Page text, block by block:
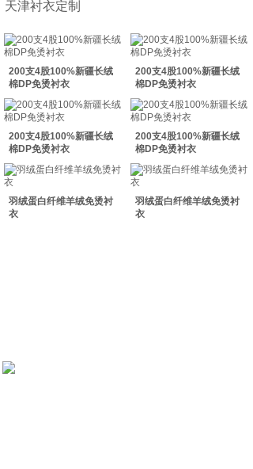
天津衬衣定制
200支4股100%新疆长绒
棉DP免烫衬衣
200支4股100%新疆长绒
棉DP免烫衬衣
200支4股100%新疆长绒
棉DP免烫衬衣
200支4股100%新疆长绒
棉DP免烫衬衣
羽绒蛋白纤维羊绒免烫衬
衣
羽绒蛋白纤维羊绒免烫衬
衣
双击此处添加文字
双击此处添加文字